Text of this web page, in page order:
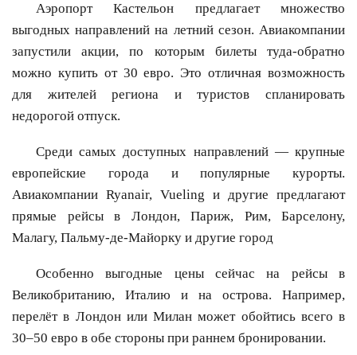
Аэропорт Кастельон предлагает множество
выгодных направлений на летний сезон. Авиакомпании
запустили акции, по которым билеты туда-обратно
можно купить от 30 евро. Это отличная возможность
для жителей региона и туристов спланировать
недорогой отпуск.
Среди самых доступных направлений — крупные
европейские города и популярные курорты.
Авиакомпании Ryanair, Vueling и другие предлагают
прямые рейсы в Лондон, Париж, Рим, Барселону,
Малагу, Пальму-де-Майорку и другие город
Особенно выгодные цены сейчас на рейсы в
Великобританию, Италию и на острова. Например,
перелёт в Лондон или Милан может обойтись всего в
30–50 евро в обе стороны при раннем бронировании.